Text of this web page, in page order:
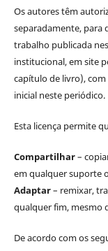
Os autores têm
separadamente, para
trabalho publicada
institucional, em site
capítulo de livro),
inicial neste periódico.
Esta licença permite
Compartilhar–
em qualquer suporte
Adaptar– remixar,
qualquer fim, mesmo
De acordo com os